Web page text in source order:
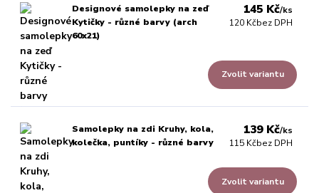
Designové samolepky na zeď
Kytičky - různé barvy (arch
60x21)
145 Kč/ks
120 Kčbez DPH
Zvolit variantu
Samolepky na zdi Kruhy, kola,
kolečka, puntíky - různé barvy
139 Kč/ks
115 Kčbez DPH
Zvolit variantu